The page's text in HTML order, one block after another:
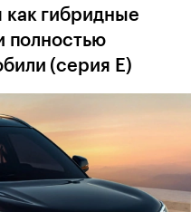
как гибридные
полностью
(серия E)